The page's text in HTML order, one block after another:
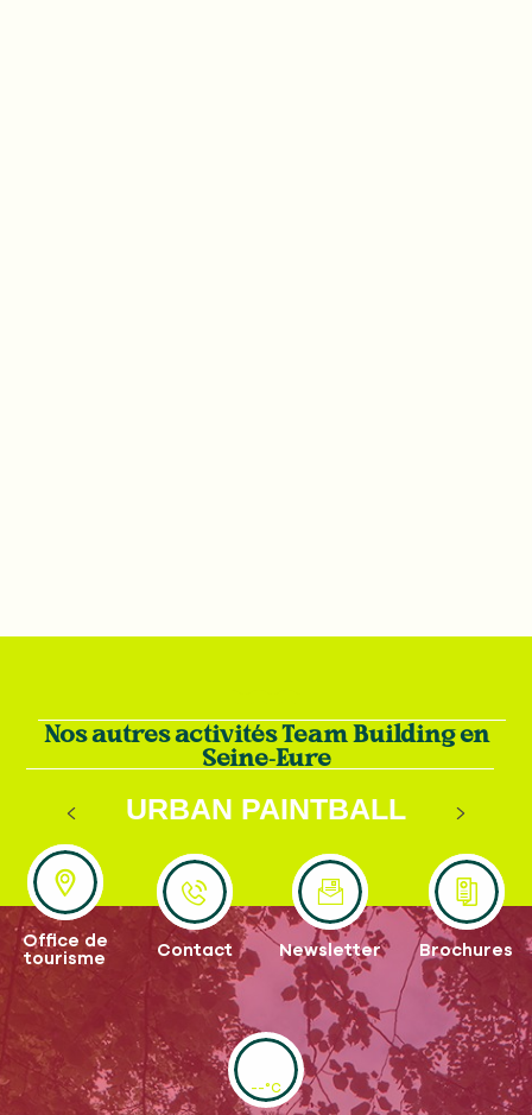
Nos autres activités Team Building en
Seine-Eure
URBAN PAINTBALL
INDOOR
Office de
tourisme
Contact Newsletter Brochures
--°C